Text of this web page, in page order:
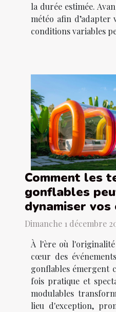
la durée estimée.
météo afin
conditions variables
Comment les
gonflables
dynamiser vos
Dimanche 1 décembre
À l'ère où
cœur des
gonflables émergent
fois pratique et
modulables
lieu d'exception,